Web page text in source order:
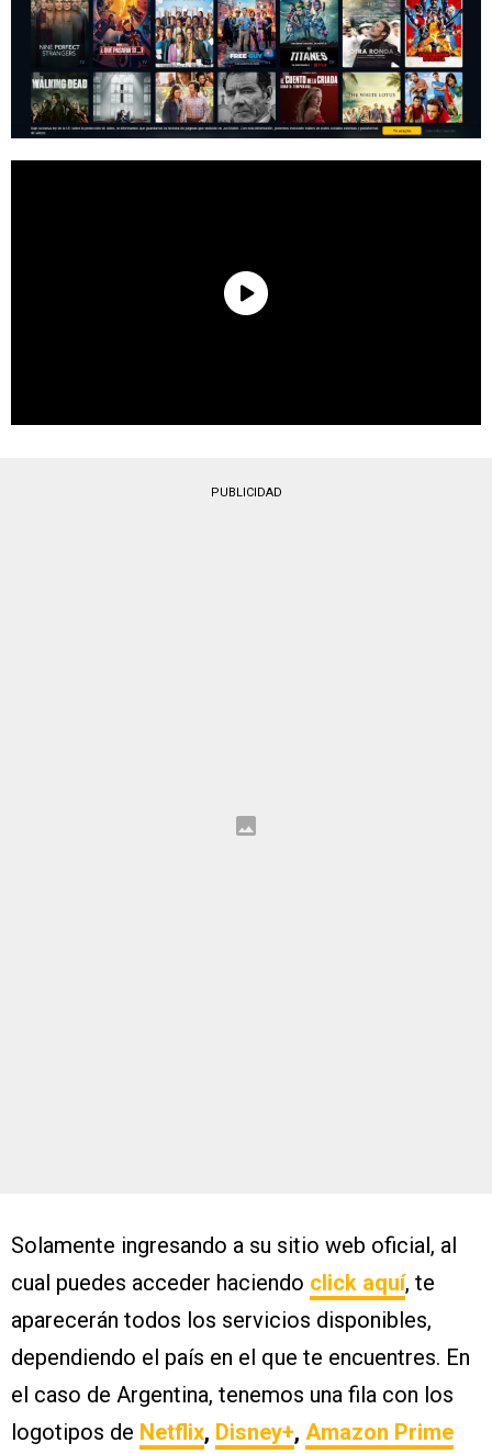
PUBLICIDAD
Solamente ingresando a su sitio web oficial, al
cual puedes acceder haciendo click aquí, te
aparecerán todos los servicios disponibles,
dependiendo el país en el que te encuentres. En
el caso de Argentina, tenemos una fila con los
logotipos de Netflix, Disney+, Amazon Prime